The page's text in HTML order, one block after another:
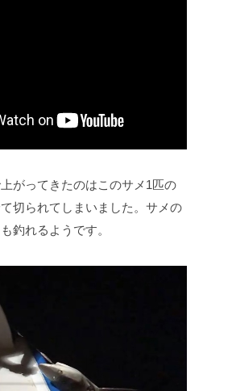
がってきたのはこのサメ1匹の
切られてしまいました。サメの
釣れるようです。